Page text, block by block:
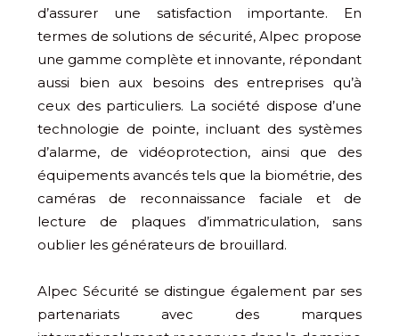
d’assurer une satisfaction importante. En
termes de solutions de sécurité, Alpec propose
une gamme complète et innovante, répondant
aussi bien aux besoins des entreprises qu’à
ceux des particuliers. La société dispose d’une
technologie de pointe, incluant des systèmes
d’alarme, de vidéoprotection, ainsi que des
équipements avancés tels que la biométrie, des
caméras de reconnaissance faciale et de
lecture de plaques d’immatriculation, sans
oublier les générateurs de brouillard.
Alpec Sécurité se distingue également par ses
partenariats avec des marques